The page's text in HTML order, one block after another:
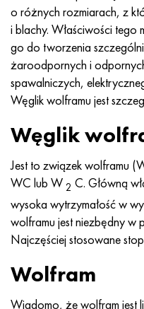
o różnych rozmiarach, z
i blachy. Właściwości tego
go do tworzenia
żaroodpornych i
spawalniczych,
Węglik wolframu jest
Węglik
Jest to związek wolframu
WC lub W 2 C. Główną
wysoka wytrzymałość w
wolframu jest niezbędny w
Najczęściej stosowane
Wolfram
Wiadomo, że wolfram jest
Incotherm
Incotest
Jette M152
Kobalt 6B
marowanie 250
Rene 41
Marażowanie 300
Marażowanie 350
47nd
47НХР
49K2F, 49K2FA-VI
Stop 50N
Stop 50NP
50NHS
Stop 52N
HN62VMYUT
HN62MVKYU
HN63MB
XN65VM
HN65VMTYU
KhN67MVTYu
KhN68VKTYU
KhN68VMTYUK-vd
WT-35
PT-1M
PT-7M
2B
SPT-2 sv
AT3
3M
1.4466 - AISI 310MoLn
Stop Al6xn
15-7Ph® - 1.4532
PH 13-8 Mo - 1,4534
1.4542 - 17-4Ph®
Custom 455® - 1.4543 -
1.4545 - 15-5Ph®
1.4548 - 17-4Ph®
10X17H13M3T
10X18N18Yu4D
11X11N2V2MF
12X18H9T
13H11N2V2MF
15x11mf
15х12vnmf
15Х12Н2MVFAB
2,0872, CuNi10Fe1Mn,
Silikonowy brąz aluminiowy
CW301G, C64200
brąz krzemowy
C65500, CuAl11Fe3
C65620, CuSi3Fe2Zn3
C65100, CuSi1,5
Brąz cynowo-ołowiowy
Czerwony mosiądz
C84400, CuSn2ZnPb
C83600, CuSn5ZnPb
45G2, 45g2, AISI 1144
Stal konstrukcyjna stopowa
10g2, 10g2, AISI 1513
12X2H4A, 15NiCr13,
AC14, 11SMnPb30
20G, 20min5
20XH3A, AISI 4320,
20HM, 24CrMo5, 20hm
Р6М5, 1.3343, hs6-5-2,
Р6М5К5, 1.3243, hs6-5-2-
R6M5F3, 1.3344, hs6-5-3
Р9М4К8,1.3207
R12F3, 1.3318, sw12
P18, 1.3355, hs18-0-1,
Stal węglowa
У10,1.1645, C105W1